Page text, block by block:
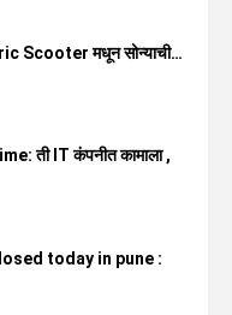
Scooter मधून सोन्याची…
ती IT कंपनीत कामाला ,
today in pune :